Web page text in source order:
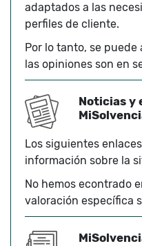
adaptados a las
perfiles de cliente.
Por lo tanto, se
las opiniones son en
Noticias y
Los siguientes
información sobre la
No hemos econtrado
valoración específica